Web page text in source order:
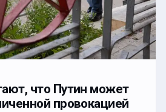
что Путин может
провокацией